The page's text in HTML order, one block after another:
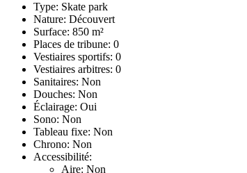
Type: Skate park
Nature: Découvert
Surface: 850 m²
Places de tribune: 0
Vestiaires sportifs: 0
Vestiaires arbitres: 0
Sanitaires: Non
Douches: Non
Éclairage: Oui
Sono: Non
Tableau fixe: Non
Chrono: Non
Accessibilité:
Aire: Non